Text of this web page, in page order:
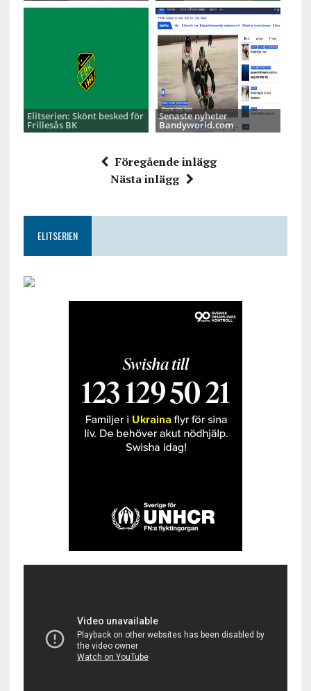
Elitserien: Skönt besked för
Frillesås BK
Senaste nyheter
Bandyworld.com
Föregående inlägg
Nästa inlägg
ELITSERIEN